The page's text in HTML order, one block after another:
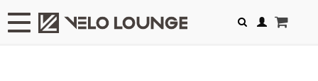
Toggle navigation